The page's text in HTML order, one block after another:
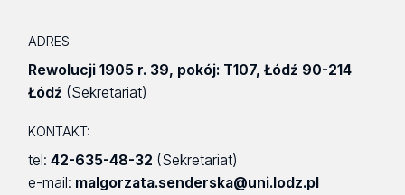
ADRES:
Rewolucji 1905 r. 39, pokój: T107,Łódź 90-214
Łódź (Sekretariat)
KONTAKT:
tel:42-635-48-32 (Sekretariat)
e-mail: malgorzata.senderska@uni.lodz.pl